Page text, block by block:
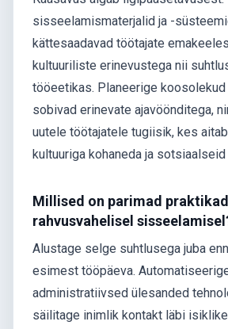
sisseelamismaterjalid ja -
kättesaadavad töötajate
kultuuriliste erinevustega nii
tööeetikas. Planeerige
sobivad erinevate ajavöönditega,
uutele töötajatele tugiisik, kes
kultuuriga kohaneda ja
Millised on parimad praktikad
rahvusvahelisel
Alustage selge suhtlusega juba
esimest tööpäeva.
administratiivsed ülesanded
säilitage inimlik kontakt läbi